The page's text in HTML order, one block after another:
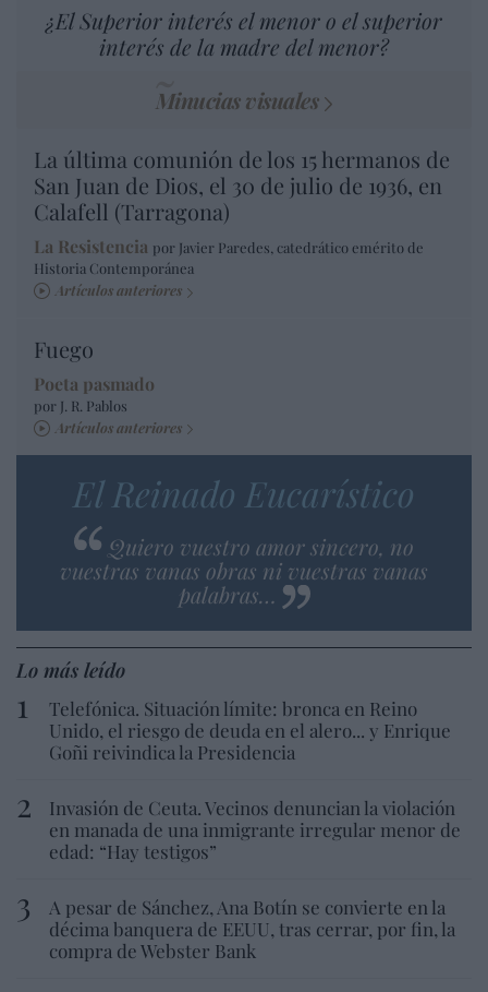
¿El Superior interés el menor o el superior
interés de la madre del menor?
Minucias visuales
La última comunión de los 15 hermanos de
San Juan de Dios, el 30 de julio de 1936, en
Calafell (Tarragona)
La Resistencia por Javier Paredes, catedrático emérito de
Historia Contemporánea
Artículos anteriores
Fuego
Poeta pasmado
por J. R. Pablos
Artículos anteriores
El Reinado Eucarístico
Quiero vuestro amor sincero, no
vuestras vanas obras ni vuestras vanas
palabras…
Lo más leído
Telefónica. Situación límite: bronca en Reino
Unido, el riesgo de deuda en el alero... y Enrique
Goñi reivindica la Presidencia
Invasión de Ceuta. Vecinos denuncian la violación
en manada de una inmigrante irregular menor de
edad: “Hay testigos”
A pesar de Sánchez, Ana Botín se convierte en la
décima banquera de EEUU, tras cerrar, por fin, la
compra de Webster Bank